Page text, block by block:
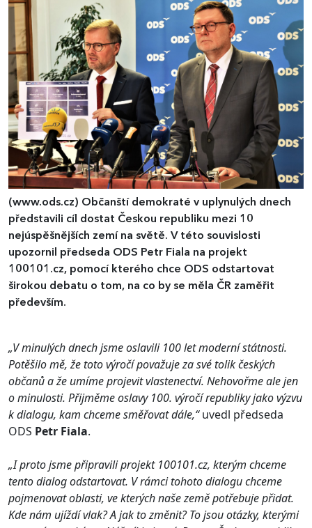
(www.ods.cz) Občanští demokraté v uplynulých dnech
představili cíl dostat Českou republiku mezi 10
nejúspěšnějších zemí na světě. V této souvislosti
upozornil předseda ODS Petr Fiala na projekt
100101.cz, pomocí kterého chce ODS odstartovat
širokou debatu o tom, na co by se měla ČR zaměřit
především.
„V minulých dnech jsme oslavili 100 let moderní státnosti.
Potěšilo mě, že toto výročí považuje za své tolik českých
občanů a že umíme projevit vlastenectví. Nehovořme ale jen
o minulosti. Přijměme oslavy 100. výročí republiky jako výzvu
k dialogu, kam chceme směřovat dále,“uvedl předseda
ODS Petr Fiala.
„I proto jsme připravili projekt 100101.cz, kterým chceme
tento dialog odstartovat. V rámci tohoto dialogu chceme
pojmenovat oblasti, ve kterých naše země potřebuje přidat.
Kde nám ujíždí vlak? A jak to změnit? To jsou otázky, kterými